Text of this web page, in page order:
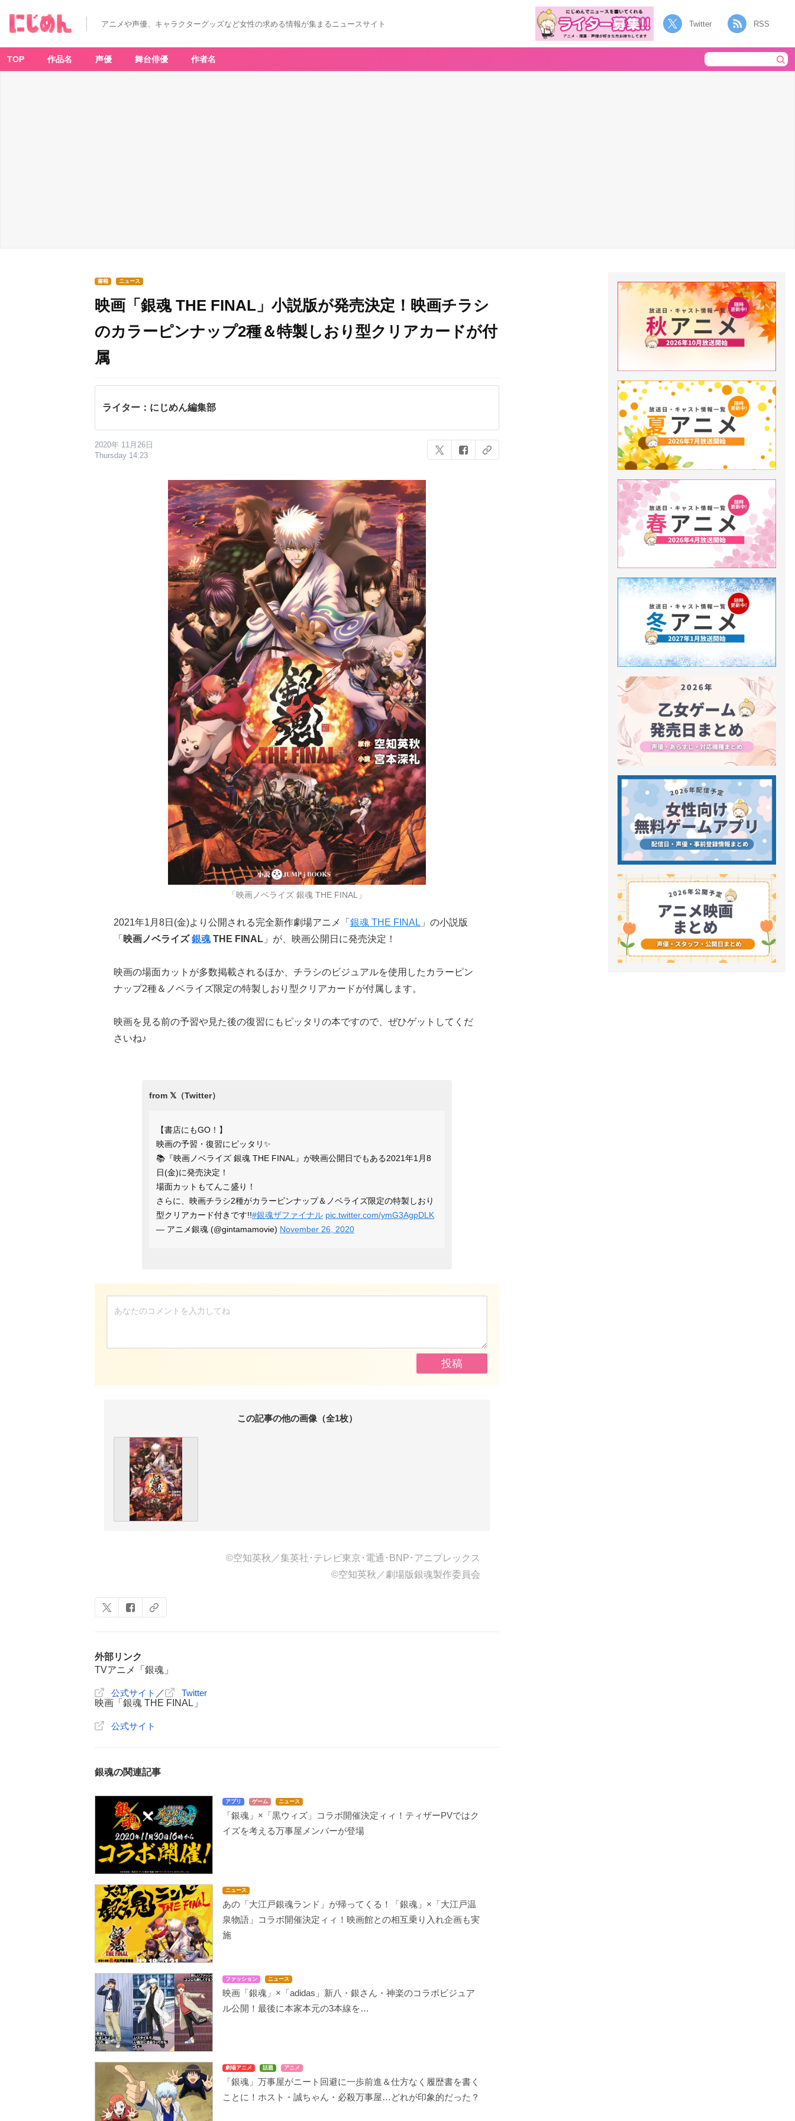
アニメや声優、キャラクターグッズなど女性の求める情報が集まるニュースサイト Twitter RSS
TOP 作品名 声優 舞台俳優 作者名
書籍 ニュース
映画「銀魂 THE FINAL」小説版が発売決定！映画チラシ
のカラーピンナップ2種＆特製しおり型クリアカードが付
属
ライター：にじめん編集部
2020年 11月26日
Thursday 14:23
「映画ノベライズ 銀魂 THE FINAL」
2021年1月8日(金)より公開される完全新作劇場アニメ「 銀魂 THE FINAL 」の小説版
「 映画ノベライズ銀魂THE FINAL 」が、映画公開日に発売決定！
映画の場面カットが多数掲載されるほか、チラシのビジュアルを使用したカラーピン
ナップ2種＆ノベライズ限定の特製しおり型クリアカードが付属します。
映画を見る前の予習や見た後の復習にもピッタリの本ですので、ぜひゲットしてくだ
さいね♪
【書店にもGO！】
映画の予習・復習にピッタリ✨
📚『映画ノベライズ 銀魂 THE FINAL』が映画公開日でもある2021年1月8
日(金)に発売決定！
場面カットもてんこ盛り！
さらに、映画チラシ2種がカラーピンナップ＆ノベライズ限定の特製しおり
型クリアカード付きです!!#銀魂ザファイナル pic.twitter.com/ymG3AgpDLK
— アニメ銀魂 (@gintamamovie) November 26, 2020
この記事の他の画像（全1枚）
©空知英秋／集英社･テレビ東京･電通･BNP･アニプレックス
©空知英秋／劇場版銀魂製作委員会
外部リンク
TVアニメ「銀魂」
公式サイト ／
Twitter
映画「銀魂 THE FINAL」
公式サイト
銀魂の関連記事
アプリ ゲーム ニュース
「銀魂」×「黒ウィズ」コラボ開催決定ィィ！ティザーPVではク
イズを考える万事屋メンバーが登場
ニュース
あの「大江戸銀魂ランド」が帰ってくる！「銀魂」×「大江戸温
泉物語」コラボ開催決定ィィ！映画館との相互乗り入れ企画も実
施
ファッション ニュース
映画「銀魂」×「adidas」新八・銀さん・神楽のコラボビジュア
ル公開！最後に本家本元の3本線を…
劇場アニメ 話題 アニメ
「銀魂」万事屋がニート回避に一歩前進＆仕方なく履歴書を書く
ことに！ホスト・誠ちゃん・必殺万事屋…どれが印象的だった？